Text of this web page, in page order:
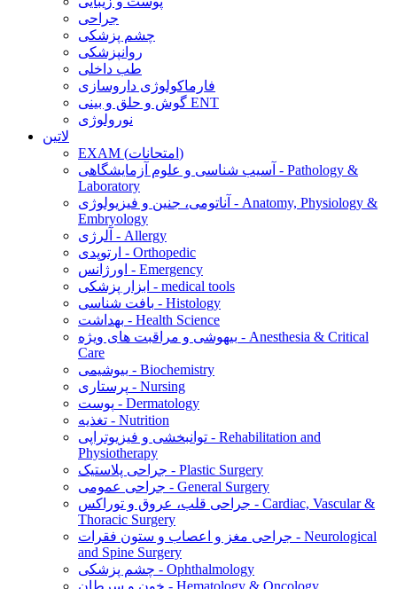
جراحی
چشم پزشکی
روانپزشکی
طب داخلی
فارماکولوژی داروسازی
گوش و حلق و بینی ENT
نورولوژی
لاتین
EXAM (امتحانات)
آسیب شناسی و علوم آزمایشگاهی - Pathology &
Laboratory
آناتومی، جنین و فیزیولوژی - Anatomy, Physiology &
Embryology
آلرژی - Allergy
ارتوپدی - Orthopedic
اورژانس - Emergency
ابزار پزشکی - medical tools
بافت شناسی - Histology
بهداشت - Health Science
بیهوشی و مراقبت های ویژه - Anesthesia & Critical
Care
بیوشیمی - Biochemistry
پرستاری - Nursing
پوست - Dermatology
تغذیه - Nutrition
توانبخشی و فیزیوتراپی - Rehabilitation and
Physiotherapy
جراحی پلاستیک - Plastic Surgery
جراحی عمومی - General Surgery
جراحی قلب، عروق و توراکس - Cardiac, Vascular &
Thoracic Surgery
جراحی مغز و اعصاب و ستون فقرات - Neurological
and Spine Surgery
چشم پزشکی - Ophthalmology
خون و سرطان - Hematology & Oncology